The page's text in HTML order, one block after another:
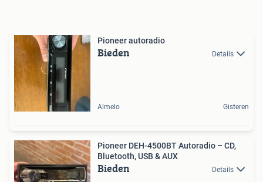
Pioneer autoradio
Bieden Details
Almelo Gisteren
Pioneer DEH-4500BT Autoradio – CD,
Bluetooth, USB & AUX
Bieden Details